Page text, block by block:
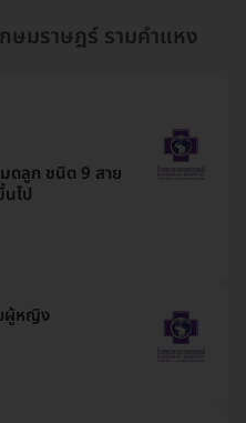
ษมราษฎร์ รามคำแหง
ดลูก ชนิด 9 สาย
ไป
ผู้หญิง